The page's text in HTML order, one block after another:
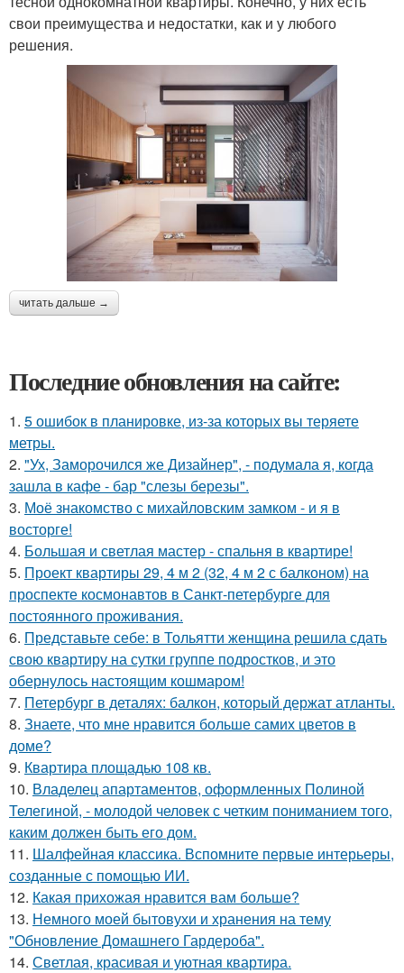
свои преимущества и недостатки, как и у любого
решения.
читать дальше →
Последние обновления на сайте:
1. 5 ошибок в планировке, из-за которых вы теряете
метры.
2. "Ух, Заморочился же Дизайнер", - подумала я, когда
зашла в кафе - бар "слезы березы".
3. Моё знакомство с михайловским замком - и я в
восторге!
4. Большая и светлая мастер - спальня в квартире!
5. Проект квартиры 29, 4 м 2 (32, 4 м 2 с балконом) на
проспекте космонавтов в Санкт-петербурге для
постоянного проживания.
6. Представьте себе: в Тольятти женщина решила сдать
свою квартиру на сутки группе подростков, и это
обернулось настоящим кошмаром!
7. Петербург в деталях: балкон, который держат атланты.
8. Знаете, что мне нравится больше самих цветов в
доме?
9. Квартира площадью 108 кв.
10. Владелец апартаментов, оформленных Полиной
Телегиной, - молодой человек с четким пониманием того,
каким должен быть его дом.
11. Шалфейная классика. Вспомните первые интерьеры,
созданные с помощью ИИ.
12. Какая прихожая нравится вам больше?
13. Немного моей бытовухи и хранения на тему
"Обновление Домашнего Гардероба".
14. Светлая, красивая и уютная квартира.